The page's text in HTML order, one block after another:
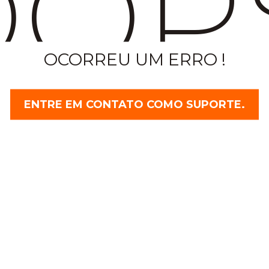
OCORREU UM ERRO !
ENTRE EM CONTATO COMO SUPORTE.